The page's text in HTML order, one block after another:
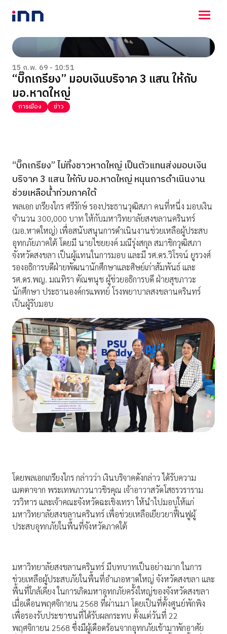
NEWS
ENTERTAINMENT
LIFESTYLE
HOROSCOPE
LOTTERY
VIDEO
15 ก.พ. 69 - 10:51
“บิ๊กเกรียง” มอบเงินบริจาค 3 แสน ให้กับ
มอ.หาดใหญ่
การเมือง ข่าว
“บิ๊กเกรียง” ไม่ทิ้งชาวหาดใหญ่ เป็นตัวแทนส่งมอบเงิน
บริจาค 3 แสน ให้กับ มอ.หาดใหญ่ หนุนการดำเนินงาน
ช่วยเหลือน้ำท่วมภาคใต้
พลเอก เกรียงไกร ศรีรักษ์ รองประธานวุฒิสภา คนที่หนึ่ง มอบเงิน
จำนวน 300,000 บาท ให้กับมหาวิทยาลัยสงขลานครินทร์
(มอ.หาดใหญ่) เพื่อสนับสนุนการดำเนินงานช่วยเหลือผู้ประสบ
อุทกภัยภาคใต้ โดยมี นายไชยยงค์ มณีรุ่งสกุล สมาชิกวุฒิสภา
จังหวัดสงขลา เป็นผู้แทนในการมอบ และมี รศ.ดร.วิโรจน์ ยูรวงศ์
รองอธิการบดีฝ่ายพัฒนานักศึกษาและศิษย์เก่าสัมพันธ์ และ
รศ.ดร.พญ. มณทิรา ตัณฑนุช ผู้ช่วยอธิการบดี ฝ่ายสุขภาวะ
นักศึกษา ประธานองค์กรแพทย์ โรงพยาบาลสงขลานครินทร์
เป็นผู้รับมอบ
โดยพลเอกเกรียงไกร กล่าวว่า เงินบริจาคดังกล่าว ได้รับความ
เมตตาจาก พระเทพภาวนาวชิรคุณ เจ้าอาวาสวัดโสธรวราราม
วรวิหาร และเจ้าคณะจังหวัดฉะเชิงเทรา ให้นำไปมอบให้แก่
มหาวิทยาลัยสงขลานครินทร์ เพื่อช่วยเหลือเยียวยาฟื้นฟูผู้
ประสบอุทกภัยในพื้นที่จังหวัดภาคใต้
มหาวิทยาลัยสงขลานครินทร์ มีบทบาทเป็นอย่างมาก ในการ
ช่วยเหลือผู้ประสบภัยในพื้นที่อำเภอหาดใหญ่ จังหวัดสงขลา และ
พื้นที่ใกล้เคียง ในการเกิดมหาอุทกภัยครั้งใหญ่ของจังหวัดสงขลา
เมื่อเดือนพฤศจิกายน 2568 ที่ผ่านมา โดยเป็นที่ตั้งศูนย์พักพิง
เพื่อรองรับประชาชนที่ได้รับผลกระทบ ตั้งแต่วันที่ 22
พฤศจิกายน 2568 ซึ่งมีผู้เดือดร้อนจากอุทกภัยเข้ามาพักอาศัย